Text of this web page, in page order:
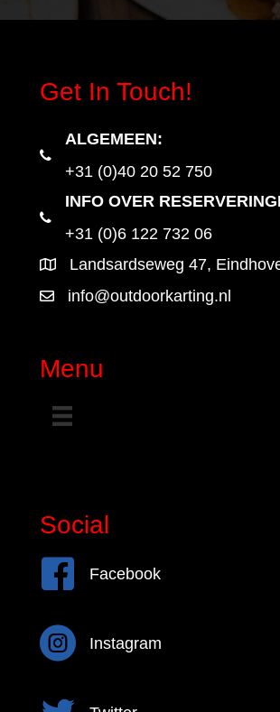
Get In Touch!
ALGEMEEN:
+31 (0)40 20 52 750
INFO OVER
+31 (0)6 122 732 06
Landsardseweg 47,
info@outdoorkarting.nl
Menu
Social
FacebookFacebook
InstagramInstagram
Twitter